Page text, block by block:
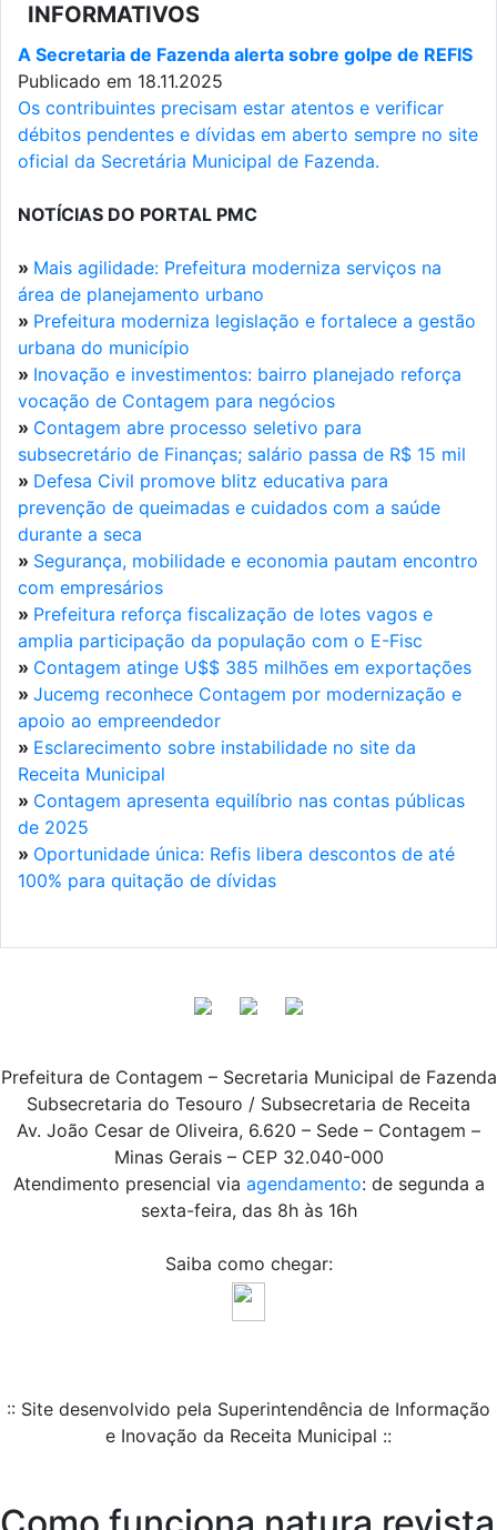
INFORMATIVOS
A Secretaria de Fazenda alerta sobre golpe de REFIS
Publicado em 18.11.2025
Os contribuintes precisam estar atentos e verificar
débitos pendentes e dívidas em aberto sempre no site
oficial da Secretária Municipal de Fazenda.
NOTÍCIAS DO PORTAL PMC
» Mais agilidade: Prefeitura moderniza serviços na
área de planejamento urbano
» Prefeitura moderniza legislação e fortalece a gestão
urbana do município
» Inovação e investimentos: bairro planejado reforça
vocação de Contagem para negócios
» Contagem abre processo seletivo para
subsecretário de Finanças; salário passa de R$ 15 mil
» Defesa Civil promove blitz educativa para
prevenção de queimadas e cuidados com a saúde
durante a seca
» Segurança, mobilidade e economia pautam encontro
com empresários
» Prefeitura reforça fiscalização de lotes vagos e
amplia participação da população com o E-Fisc
» Contagem atinge U$$ 385 milhões em exportações
» Jucemg reconhece Contagem por modernização e
apoio ao empreendedor
» Esclarecimento sobre instabilidade no site da
Receita Municipal
» Contagem apresenta equilíbrio nas contas públicas
de 2025
» Oportunidade única: Refis libera descontos de até
100% para quitação de dívidas
Prefeitura de Contagem – Secretaria Municipal de Fazenda
Subsecretaria do Tesouro / Subsecretaria de Receita
Av. João Cesar de Oliveira, 6.620 – Sede – Contagem –
Minas Gerais – CEP 32.040-000
Atendimento presencial via agendamento: de segunda a
sexta-feira, das 8h às 16h
Saiba como chegar:
:: Site desenvolvido pela Superintendência de Informação
e Inovação da Receita Municipal ::